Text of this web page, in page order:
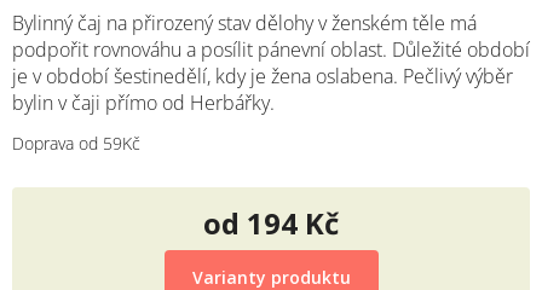
Bylinný čaj na přirozený stav dělohy v ženském těle má
podpořit rovnováhu a posílit pánevní oblast. Důležité období
je v období šestinedělí, kdy je žena oslabena. Pečlivý výběr
bylin v čaji přímo od Herbářky.
Doprava od 59Kč
od 194 Kč
Měrná
cena:
Varianty produktu